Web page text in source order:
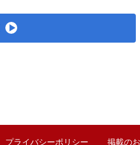
プライバシーポリシー 掲載の